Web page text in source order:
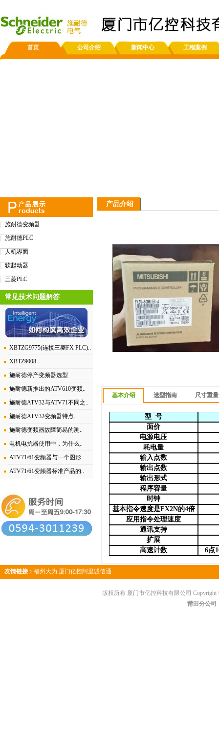
首页 公司介绍 新闻中心 工程案例
施耐德变频器
施耐德PLC
人机界面
软起动器
三菱PLC
常见技术问题解答
XBTZG9775(连接三菱FX PLC)..
XBTZ9008
施耐德停产变频器选型
施耐德新推出的ATV610变频..
施耐德ATV32与ATV71不同之..
施耐德ATV32变频器特点..
施耐德变频器故障简易的测..
电机电抗器使用中，为什么..
ATV71/61变频器与一个图形..
ATV71/61变频器标准产品的..
产品介绍
基本介绍 选型指南 尺寸重量
型 号
面价
电源电压
耗电量
输入点数
输出点数
输出形式
程序容量
时钟
基本指令速度是FX2N的4倍
应用指令处理速度
通讯支持
扩展
高速计数
6点
友情链接： 福州大为 厦门亿控阿里诚信通
版权所有 厦门市亿控科技有限公司 Copyright
莆田分公司